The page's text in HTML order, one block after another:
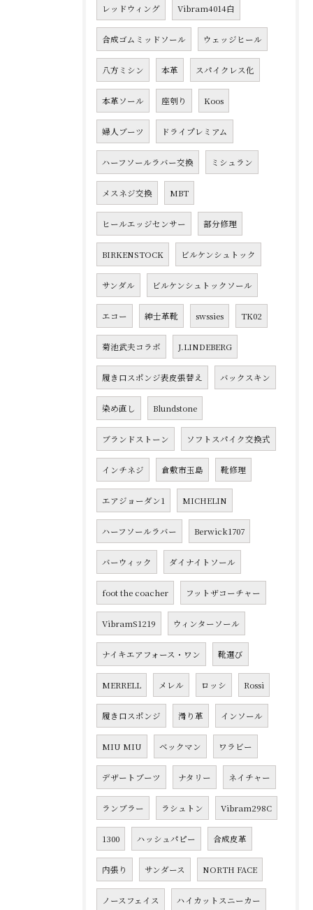
レッドウィング Vibram4014白
合成ゴムミッドソール ウェッジヒール
八方ミシン 本革 スパイクレス化
本革ソール 座刳り Koos
婦人ブーツ ドライプレミアム
ハーフソールラバー交換 ミシュラン
メスネジ交換 MBT
ヒールエッジセンサー 部分修理
BIRKENSTOCK ビルケンシュトック
サンダル ビルケンシュトックソール
エコー 紳士革靴 swssies TK02
菊池武夫コラボ J.LINDEBERG
履き口スポンジ表皮張替え バックスキン
染め直し Blundstone
ブランドストーン ソフトスパイク交換式
インチネジ 倉敷市玉島 靴修理
エアジョーダン1 MICHELIN
ハーフソールラバー Berwick1707
バーウィック ダイナイトソール
foot the coacher フットザコーチャー
VibramS1219 ウィンターソール
ナイキエアフォース・ワン 靴選び
MERRELL メレル ロッシ Rossi
履き口スポンジ 滑り革 インソール
MIU MIU ベックマン ワラビー
デザートブーツ ナタリー ネイチャー
ランブラー ラシュトン Vibram298C
1300 ハッシュパピー 合成皮革
内張り サンダース NORTH FACE
ノースフェイス ハイカットスニーカー